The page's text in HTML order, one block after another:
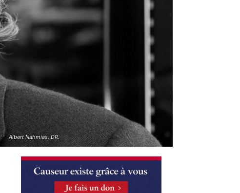
Albert Nahmias. DR.